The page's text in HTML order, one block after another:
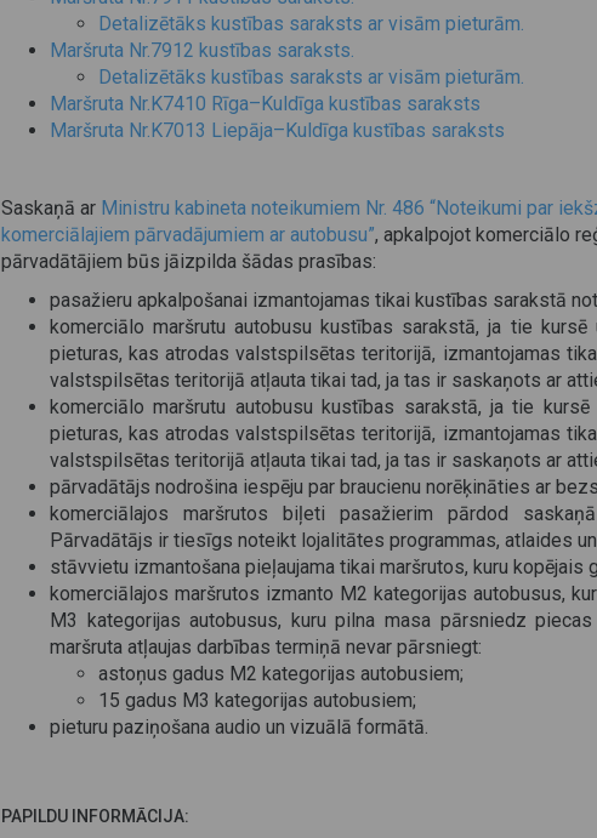
Detalizētāks kustības saraksts ar visām pieturām.
Maršruta Nr.7912 kustības saraksts.
Detalizētāks kustības saraksts ar visām pieturām.
Maršruta Nr.K7410 Rīga–Kuldīga kustības saraksts
Maršruta Nr.K7013 Liepāja–Kuldīga kustības saraksts
Saskaņā ar Ministru kabineta noteikumiem Nr. 486 “Noteikumi par
komerciālajiem pārvadājumiem ar autobusu”, apkalpojot komerciālo
pārvadātājiem būs jāizpilda šādas prasības:
pasažieru apkalpošanai izmantojamas tikai kustības sarakstā
komerciālo maršrutu autobusu kustības sarakstā, ja tie
pieturas, kas atrodas valstspilsētas teritorijā, izmantojamas
valstspilsētas teritorijā atļauta tikai tad, ja tas ir saskaņots ar
komerciālo maršrutu autobusu kustības sarakstā, ja tie
pieturas, kas atrodas valstspilsētas teritorijā, izmantojamas
valstspilsētas teritorijā atļauta tikai tad, ja tas ir saskaņots ar
pārvadātājs nodrošina iespēju par braucienu norēķināties ar
komerciālajos maršrutos biļeti pasažierim pārdod
Pārvadātājs ir tiesīgs noteikt lojalitātes programmas, atlaides
stāvvietu izmantošana pieļaujama tikai maršrutos, kuru kopējais
komerciālajos maršrutos izmanto M2 kategorijas autobusus,
M3 kategorijas autobusus, kuru pilna masa pārsniedz
maršruta atļaujas darbības termiņā nevar pārsniegt:
astoņus gadus M2 kategorijas autobusiem;
15 gadus M3 kategorijas autobusiem;
pieturu paziņošana audio un vizuālā formātā.
PAPILDU INFORMĀCIJA: